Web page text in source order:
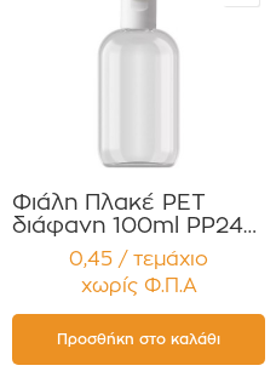
Φιάλη Πλακέ PET
διάφανη 100ml PP24
με Λευκό Flip Top για
Αντισηπτικά
Απολυμαντικά
Σαμπουάν
Αφρόλουτρα
Αντηλιακά Συσκευασία
0,45 / τεμάχιο
χωρίς Φ.Π.Α
Προσθήκη στο καλάθι